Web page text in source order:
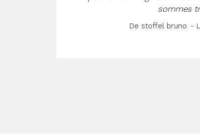
sommes
De stoffel bruno. -